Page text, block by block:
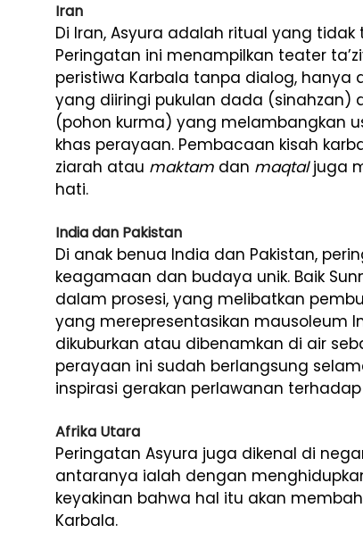
Iran
Di Iran, Asyura adalah ritual yang
Peringatan ini menampilkan teater
peristiwa Karbala tanpa dialog, hanya
yang diiringi pukulan dada (sinahzan)
(pohon kurma) yang melambangkan
khas perayaan. Pembacaan kisah
ziarah atau maktam dan maqtaljuga
hati.
India dan Pakistan
Di anak benua India dan Pakistan,
keagamaan dan budaya unik. Baik
dalam prosesi, yang melibatkan
yang merepresentasikan mausoleum
dikuburkan atau dibenamkan di air
perayaan ini sudah berlangsung
inspirasi gerakan perlawanan
Afrika Utara
Peringatan Asyura juga dikenal di
antaranya ialah dengan
keyakinan bahwa hal itu akan
Karbala.